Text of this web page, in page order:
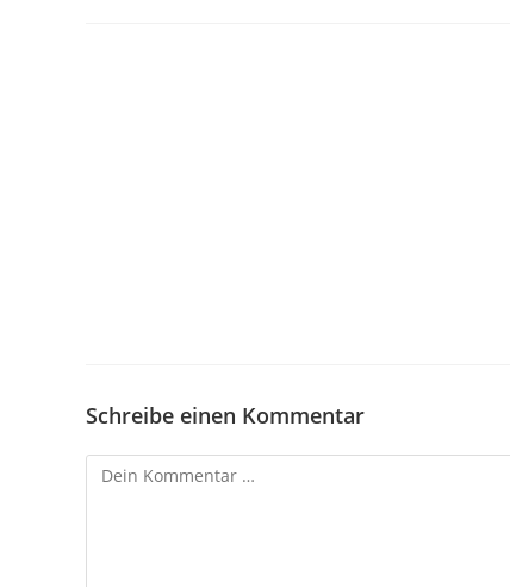
Schreibe einen Kommentar